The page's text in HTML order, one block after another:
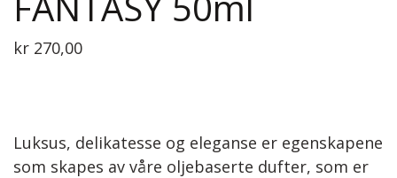
kr 270,00
Luksus, delikatesse og eleganse er egenskapene
som skapes av våre oljebaserte dufter, som er